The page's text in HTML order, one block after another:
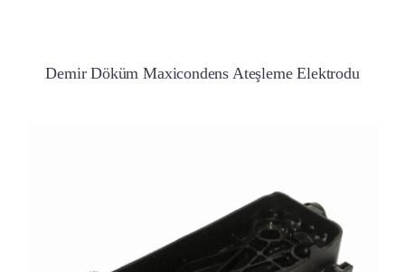
Demir Döküm Maxicondens Ateşleme Elektrodu